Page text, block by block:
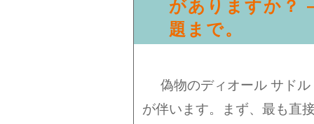
がありますか？
題まで。
偽物のディオール サド
が伴います。まず、最も直